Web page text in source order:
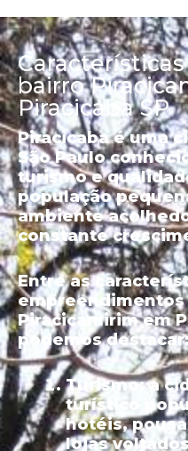
bairro
Piracicaba SP
Piracicaba é uma
São Paulo
turismo e
população
ambiente
constante
Entre as
Piracicamirim em
podemos
Turismo:a
turístico
hotéis,
lojas